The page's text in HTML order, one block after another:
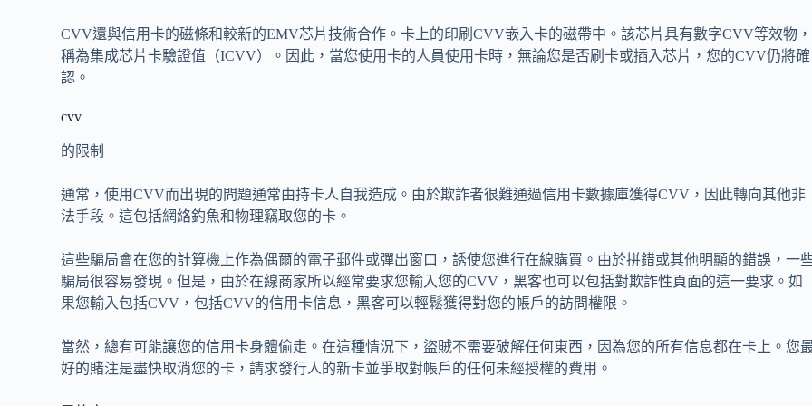
CVV還與信用卡的磁條和較新的EMV芯片技術合作。卡上的印刷CVV嵌入卡的磁帶中。該芯片具有數字CVV等效物，
稱為集成芯片卡驗證值（ICVV）。因此，當您使用卡的人員使用卡時，無論您是否刷卡或插入芯片，您的CVV仍將確
認。
cvv
的限制
通常，使用CVV而出現的問題通常由持卡人自我造成。由於欺詐者很難通過信用卡數據庫獲得CVV，因此轉向其他非
法手段。這包括網絡釣魚和物理竊取您的卡。
這些騙局會在您的計算機上作為偶爾的電子郵件或彈出窗口，誘使您進行在線購買。由於拼錯或其他明顯的錯誤，一
騙局很容易發現。但是，由於在線商家所以經常要求您輸入您的CVV，黑客也可以包括對欺詐性頁面的這一要求。如
果您輸入包括CVV，包括CVV的信用卡信息，黑客可以輕鬆獲得對您的帳戶的訪問權限。
當然，總有可能讓您的信用卡身體偷走。在這種情況下，盜賊不需要破解任何東西，因為您的所有信息都在卡上。您
好的賭注是盡快取消您的卡，請求發行人的新卡並爭取對帳戶的任何未經授權的費用。